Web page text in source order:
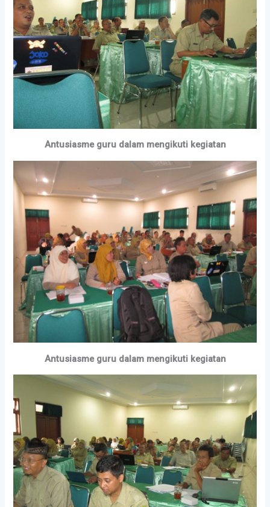
Antusiasme guru dalam mengikuti kegiatan
Antusiasme guru dalam mengikuti kegiatan